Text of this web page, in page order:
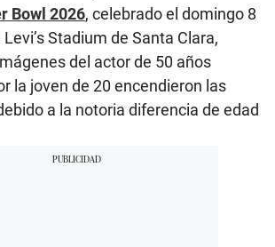
Bowl 2026, celebrado el domingo 8
Stadium de Santa Clara,
del actor de 50 años
la joven de 20 encendieron las
a la notoria diferencia de edad